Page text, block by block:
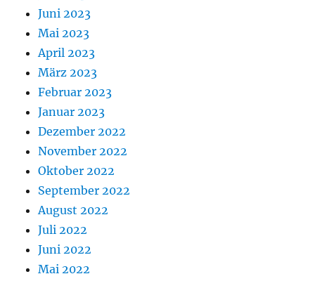
Juni 2023
Mai 2023
April 2023
März 2023
Februar 2023
Januar 2023
Dezember 2022
November 2022
Oktober 2022
September 2022
August 2022
Juli 2022
Juni 2022
Mai 2022